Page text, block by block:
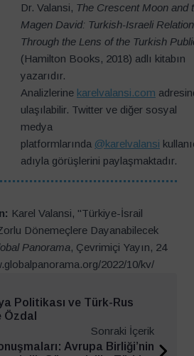
Dr. Valansi, The Crescent Moon and
Magen David: Turkish-Israeli
Through the Lens of the Turkish
(Hamilton Books, 2018) adlı kitabın
yazarıdır.
Analizlerine karelvalansi.com
ulaşılabilir. Twitter ve diğer sosyal
medya
platformlarında @karelvalansi
adıyla görüşlerini paylaşmaktadır.
Karel Valansi, "Türkiye-İsrail
Dönemeçlere Dayanabilecek
Panorama, Çevrimiçi Yayın, 24
2022/10/kv/
Politikası ve Türk-Rus
Özdal
Sonraki İçerik
Avrupa Birliği’nin